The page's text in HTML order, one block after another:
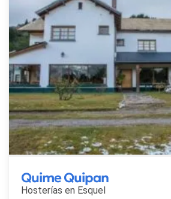
Quime Quipan
Hosterías en Esquel